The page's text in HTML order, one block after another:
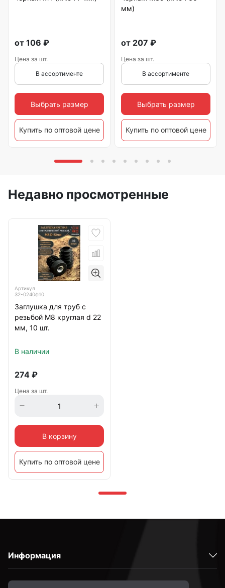
от 106 ₽
Цена за шт.
В ассортименте
Выбрать размер
Купить по оптовой цене
мм)
от 207 ₽
Цена за шт.
В ассортименте
Выбрать размер
Купить по оптовой цене
Недавно просмотренные
Артикул
32-0240ф10
Заглушка для труб с
резьбой М8 круглая d 22
мм, 10 шт.
В наличии
274 ₽
Цена за шт.
В корзину
Купить по оптовой цене
Информация